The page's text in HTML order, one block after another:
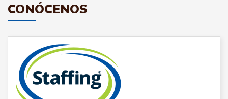
CONÓCENOS